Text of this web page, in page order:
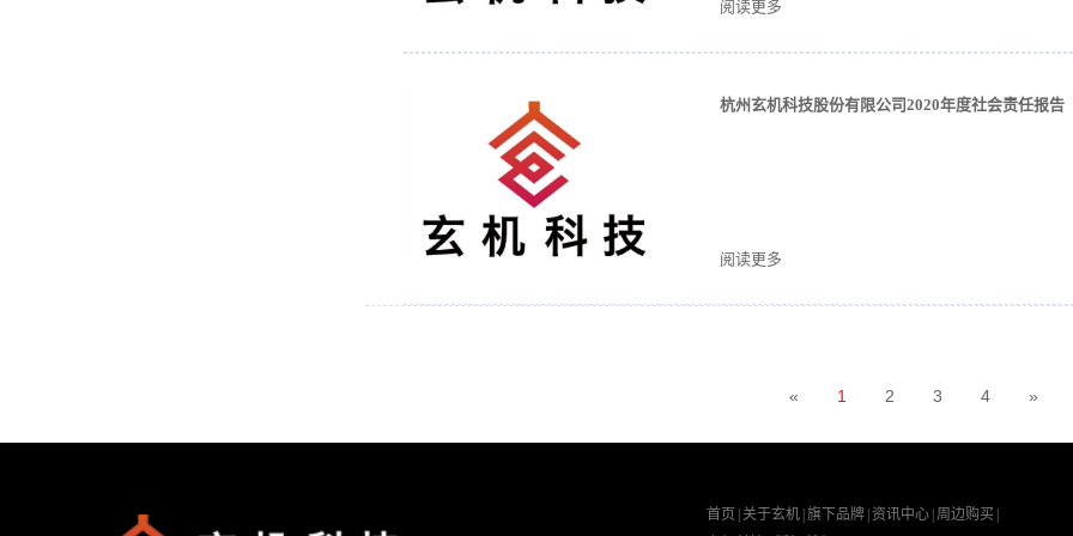
阅读更多
杭州玄机科技股份有限公司2020年度社会责任报告
阅读更多
« 1 2 3 4 »
首页 | 关于玄机 |旗下品牌 | 资讯中心 | 周边购买 |